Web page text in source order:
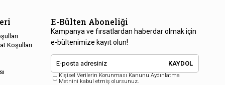
Koşulları
E-Bülten Aboneliği
Kampanya ve fırsatlardan haberdar olmak için
e-bültenimize kayıt olun!
KAYDOL
Kişisel Verilerin Korunması Kanunu Aydınlatma
Metnini kabul etmiş olursunuz.